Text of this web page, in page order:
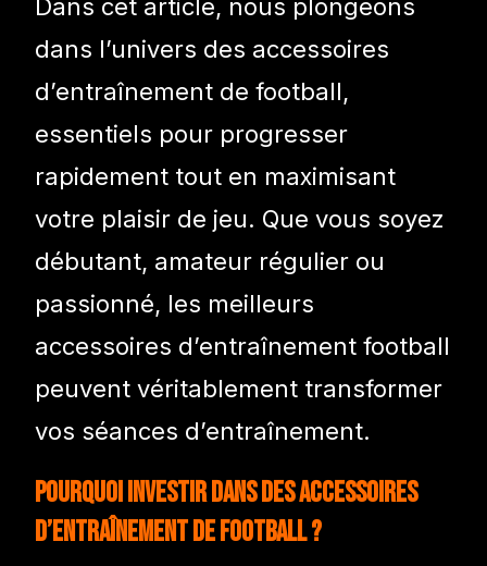
Dans cet article, nous plongeons
dans l’univers des accessoires
d’entraînement de football,
essentiels pour progresser
rapidement tout en maximisant
votre plaisir de jeu. Que vous soyez
débutant, amateur régulier ou
passionné, les meilleurs
accessoires d’entraînement football
peuvent véritablement transformer
vos séances d’entraînement.
Pourquoi Investir dans des Accessoires
d’Entraînement de Football ?